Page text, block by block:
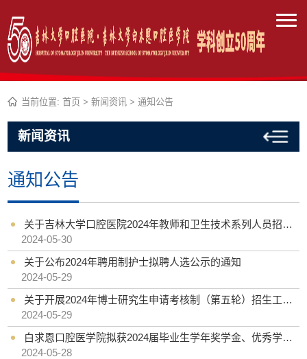
当前位置:首页 >新闻资讯 >通知公告
新闻资讯
通知公告
关于吉林大学口腔医院2024年教师和卫生技术系列人员招聘笔试安排的通知
2024-05-30
关于公布2024年聘用制护士拟聘人选公示的通知
2024-05-29
关于开展2024年博士研究生申请考核制（第五轮）招生工作的通知
2024-05-29
白求恩口腔医学院拟获2024届毕业生学年奖学金、优秀学生、优秀学生干部名单公示
2024-05-28